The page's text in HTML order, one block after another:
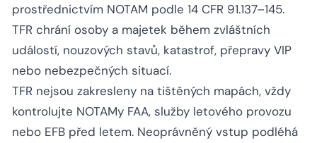
prostřednictvím NOTAM podle 14 CFR 91.137–145.
TFR chrání osoby a majetek během zvláštních
událostí, nouzových stavů, katastrof, přepravy VIP
nebo nebezpečných situací.
TFR nejsou zakresleny na tištěných mapách, vždy
kontrolujte NOTAMy FAA, služby letového provozu
nebo EFB před letem. Neoprávněný vstup podléhá